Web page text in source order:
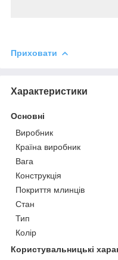
Приховати
Характеристики
Основні
Виробник
Країна виробник
Вага
Конструкція
Покриття млинців
Стан
Тип
Колір
Користувальницькі